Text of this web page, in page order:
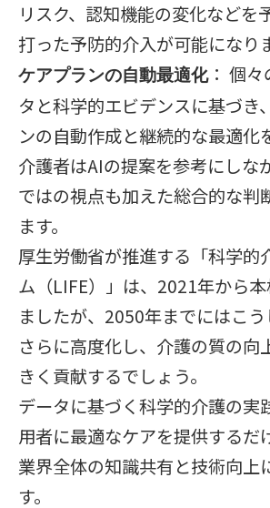
リスク、認知機能の変化などを
打った予防的介入が可能になり
ケアプランの自動最適化： 個々
タと科学的エビデンスに基づき
ンの自動作成と継続的な最適化
介護者はAIの提案を参考にしな
ではの視点も加えた総合的な判
ます。
厚生労働省が推進する「科学的
ム（LIFE）」は、2021年から
ましたが、2050年までにはこ
さらに高度化し、介護の質の向
きく貢献するでしょう。
データに基づく科学的介護の実
用者に最適なケアを提供するだ
業界全体の知識共有と技術向上
す。